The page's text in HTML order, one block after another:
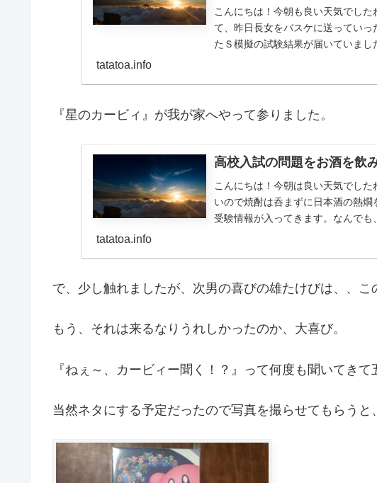
こんにちは！今朝も良い天気でし
て、昨日長女をバスケに送ってい
たＳ模擬の試験結果が届いていまし
tatatoa.info
『星のカービィ』が我が家へやって参りました。
高校入試の問題をお酒を飲
こんにちは！今朝は良い天気でし
いので焼酎は呑まずに日本酒の熱
受験情報が入ってきます。なんでも
tatatoa.info
で、少し触れましたが、次男の喜びの雄たけびは、、こ
もう、それは来るなりうれしかったのか、大喜び。
『ねぇ～、カービィー聞く！？』って何度も聞いてきて
当然ネタにする予定だったので写真を撮らせてもらうと